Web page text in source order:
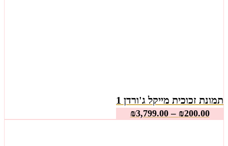
תמונת זכוכית מייקל ג'ורדן 1
₪200.00
–
₪3,799.00